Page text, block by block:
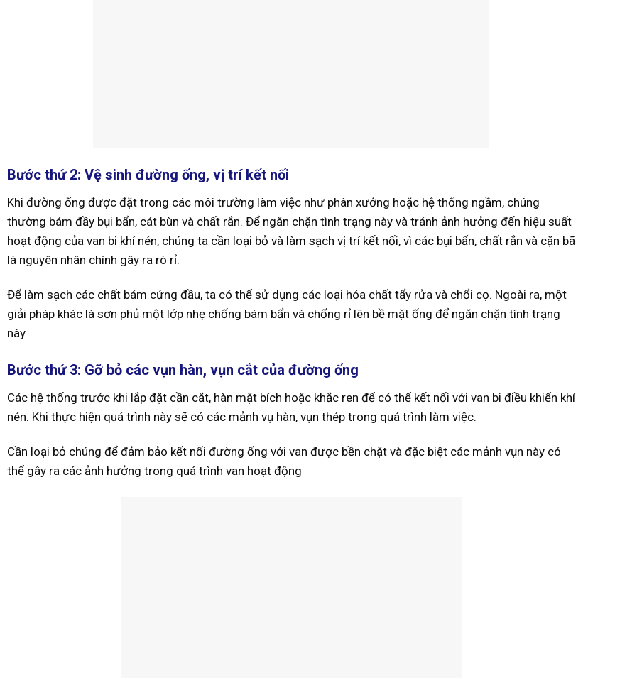
Bước thứ 2: Vệ sinh đường ống, vị trí kết nối
Khi đường ống được đặt trong các môi trường làm việc như phân xưởng hoặc hệ thống ngầm, chúng
thường bám đầy bụi bẩn, cát bùn và chất rắn. Để ngăn chặn tình trạng này và tránh ảnh hưởng đến hiệu suất
hoạt động của van bi khí nén, chúng ta cần loại bỏ và làm sạch vị trí kết nối, vì các bụi bẩn, chất rắn và cặn bã
là nguyên nhân chính gây ra rò rỉ.
Để làm sạch các chất bám cứng đầu, ta có thể sử dụng các loại hóa chất tẩy rửa và chổi cọ. Ngoài ra, một
giải pháp khác là sơn phủ một lớp nhẹ chống bám bẩn và chống rỉ lên bề mặt ống để ngăn chặn tình trạng
này.
Bước thứ 3: Gỡ bỏ các vụn hàn, vụn cắt của đường ống
Các hệ thống trước khi lắp đặt cần cắt, hàn mặt bích hoặc khắc ren để có thể kết nối với van bi điều khiển khí
nén. Khi thực hiện quá trình này sẽ có các mảnh vụ hàn, vụn thép trong quá trình làm việc.
Cần loại bỏ chúng để đảm bảo kết nối đường ống với van được bền chặt và đặc biệt các mảnh vụn này có
thể gây ra các ảnh hưởng trong quá trình van hoạt động